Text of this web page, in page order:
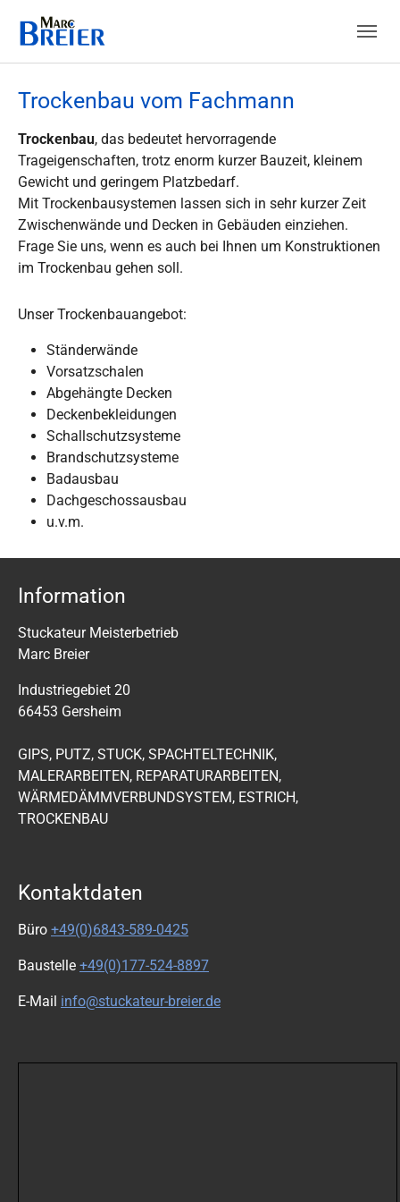
Trockenbau vom Fachmann
Trockenbau, das bedeutet hervorragende
Trageigenschaften, trotz enorm kurzer Bauzeit, kleinem
Gewicht und geringem Platzbedarf.
Mit Trockenbausystemen lassen sich in sehr kurzer Zeit
Zwischenwände und Decken in Gebäuden einziehen.
Frage Sie uns, wenn es auch bei Ihnen um Konstruktionen
im Trockenbau gehen soll.
Unser Trockenbauangebot:
Ständerwände
Vorsatzschalen
Abgehängte Decken
Deckenbekleidungen
Schallschutzsysteme
Brandschutzsysteme
Badausbau
Dachgeschossausbau
u.v.m.
Information
Stuckateur Meisterbetrieb
Marc Breier
Industriegebiet 20
66453 Gersheim
GIPS, PUTZ, STUCK, SPACHTELTECHNIK,
MALERARBEITEN, REPARATURARBEITEN,
WÄRMEDÄMMVERBUNDSYSTEM, ESTRICH,
TROCKENBAU
Kontaktdaten
Büro +49(0)6843-589-0425
Baustelle +49(0)177-524-8897
E-Mail info@stuckateur-breier.de